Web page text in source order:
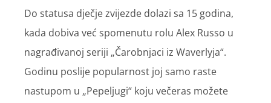
Do statusa dječje zvijezde dolazi sa 15 godina,
kada dobiva već spomenutu rolu Alex Russo u
nagrađivanoj seriji „Čarobnjaci iz Waverlyja“.
Godinu poslije popularnost joj samo raste
nastupom u „Pepeljugi“ koju večeras možete